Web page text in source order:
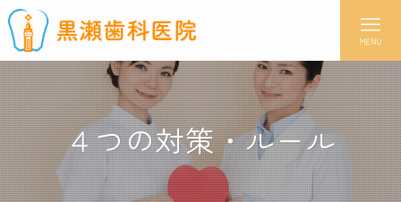
MENU
４つの対策・ルール